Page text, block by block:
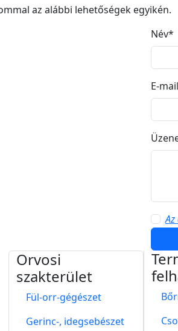
az alábbi lehetőségek egyikén.
Név*
E-
Orvosi
szakterület
Fül-orr-gégészet
Gerinc-, idegsebészet